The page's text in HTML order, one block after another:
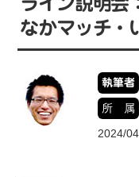
なかマッチ・
執筆者
所 属
2024/